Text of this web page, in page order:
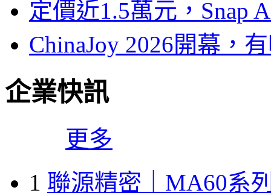
定價近1.5萬元，Snap
ChinaJoy 2026開幕，
企業快訊
更多
1 聯源精密｜MA60系